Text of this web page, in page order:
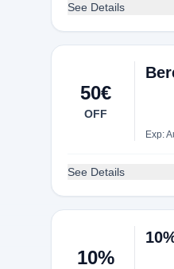
See Details
50€
OFF
Exp:
See Details
10%